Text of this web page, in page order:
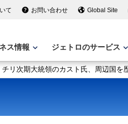
て お問い合わせ Global Site
ス情報 ジェトロのサービス
チリ次期大統領のカスト氏、周辺国を